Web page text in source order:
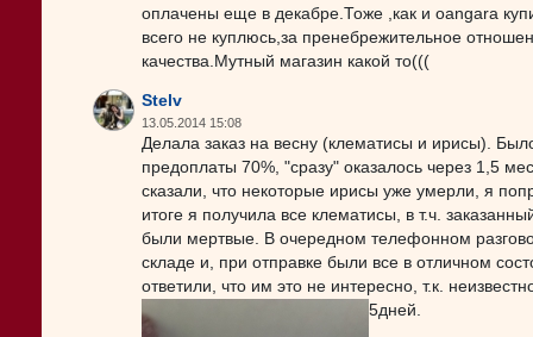
оплачены еще в декабре.Тоже ,как и oangara
всего не куплюсь,за пренебрежительное
качества.Мутный магазин какой то(((
Stelv
13.05.2014 15:08
Делала заказ на весну (клематисы и ирисы).
предоплаты 70%, "сразу" оказалось через 1,5
сказали, что некоторые ирисы уже умерли, я
итоге я получила все клематисы, в т.ч.
были мертвые. В очередном телефонном
складе и, при отправке были все в отличном
ответили, что им это не интересно, т.к.
5дней.